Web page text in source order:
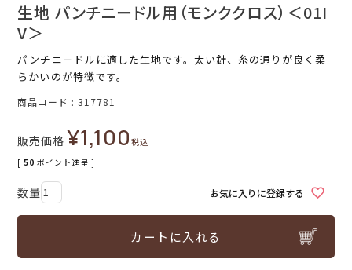
生地 パンチニードル用（モンククロス）＜01I
V＞
パンチニードルに適した生地です。太い針、糸の通りが良く柔
らかいのが特徴です。
商品コード 317781
販売価格 ¥1,100税込
[ 50 ポイント進呈 ]
お気に入りに登録する
カートに入れる